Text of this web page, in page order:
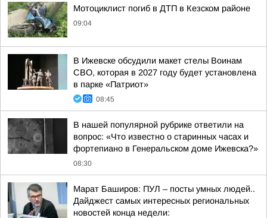
Мотоциклист погиб в ДТП в Кезском районе
09:04
В Ижевске обсудили макет стелы Воинам
СВО, которая в 2027 году будет установлена
в парке «Патриот»
08:45
В нашей популярной рубрике ответили на
вопрос: «Что известно о старинных часах и
фортепиано в Генеральском доме Ижевска?»
08:30
Марат Баширов: ПУЛ – посты умных людей..
Дайджест самых интересных региональных
новостей конца недели: